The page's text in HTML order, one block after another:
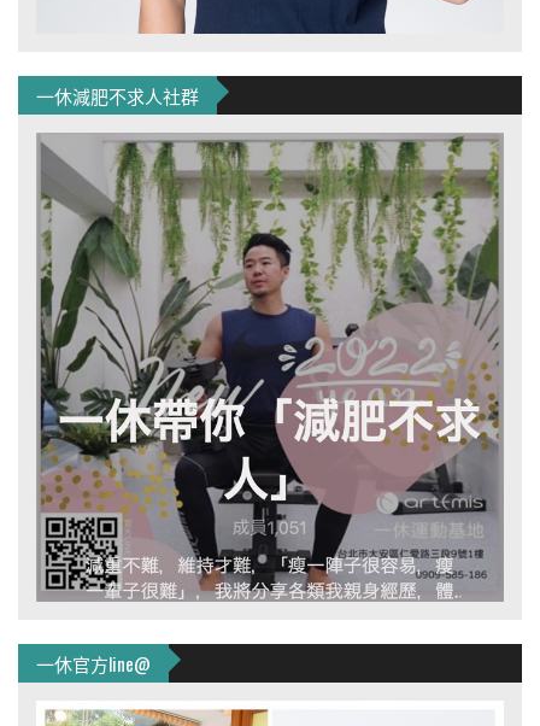
一休減肥不求人社群
一休官方line@